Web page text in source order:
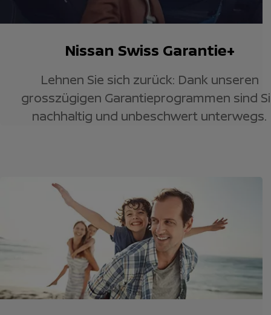
Nissan Swiss Garantie+
Lehnen Sie sich zurück: Dank unseren
grosszügigen Garantieprogrammen sind
nachhaltig und unbeschwert unterwegs.